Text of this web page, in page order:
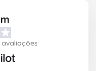
avaliações